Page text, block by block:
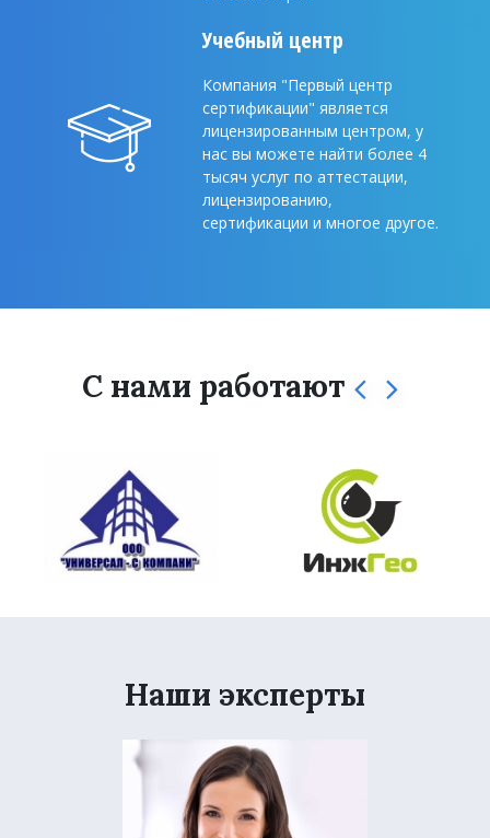
Учебный центр
Компания "Первый центр
сертификации" является
лицензированным центром, у
нас вы можете найти более 4
тысяч услуг по аттестации,
лицензированию,
сертификации и многое другое.
С нами работают
Наши эксперты